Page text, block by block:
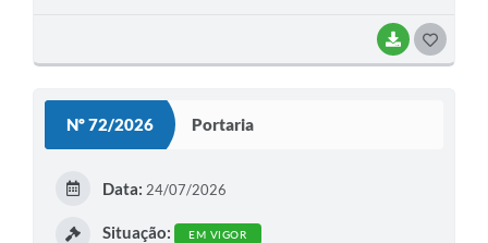
BAIXAR
Nº 72/2026 Portaria
Data: 24/07/2026
Situação: EM VIGOR